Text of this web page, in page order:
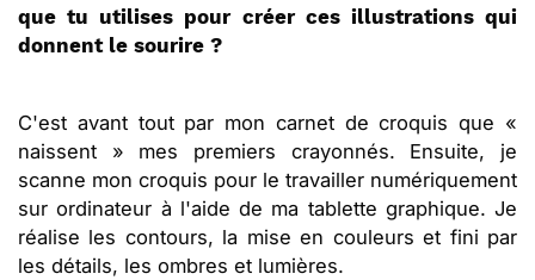
que tu utilises pour créer ces illustrations qui
donnent le sourire ?
C'est avant tout par mon carnet de croquis que «
naissent » mes premiers crayonnés. Ensuite, je
scanne mon croquis pour le travailler numériquement
sur ordinateur à l'aide de ma tablette graphique. Je
réalise les contours, la mise en couleurs et fini par
les détails, les ombres et lumières.